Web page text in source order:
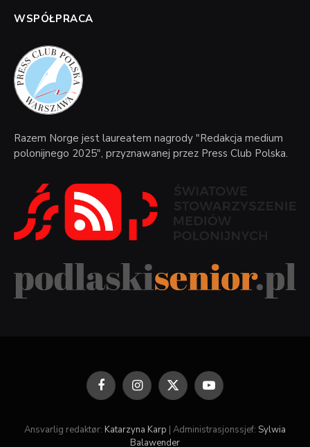
WSPÓŁPRACA
Razem Norge jest laureatem nagrody "Redakcja medium
polonijnego 2025", przyznawanej przez Press Club Polska.
FacebookInstagram
X
(Twitter)
YouTube
Ansvarlig redaktør: Katarzyna Karp | Administrasjonssjef: Sylwia
Balawender